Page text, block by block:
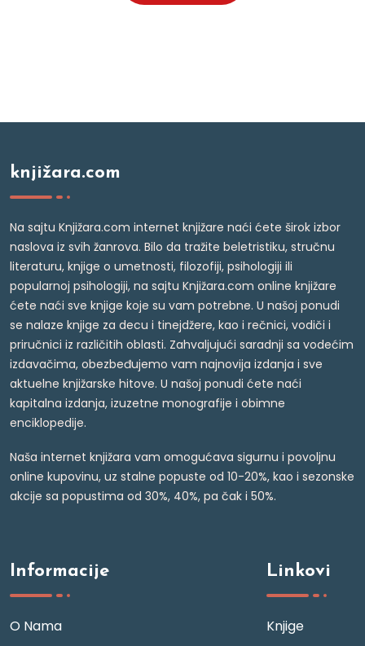
knjižara.com
Na sajtu Knjižara.com internet knjižare naći ćete širok izbor
naslova iz svih žanrova. Bilo da tražite beletristiku, stručnu
literaturu, knjige o umetnosti, filozofiji, psihologiji ili
popularnoj psihologiji, na sajtu Knjižara.com online knjižare
ćete naći sve knjige koje su vam potrebne. U našoj ponudi
se nalaze knjige za decu i tinejdžere, kao i rečnici, vodiči i
priručnici iz različitih oblasti. Zahvaljujući saradnji sa vodećim
izdavačima, obezbeđujemo vam najnovija izdanja i sve
aktuelne knjižarske hitove. U našoj ponudi ćete naći
kapitalna izdanja, izuzetne monografije i obimne
enciklopedije.
Naša internet knjižara vam omogućava sigurnu i povoljnu
online kupovinu, uz stalne popuste od 10-20%, kao i sezonske
akcije sa popustima od 30%, 40%, pa čak i 50%.
Informacije
O Nama
Linkovi
Knjige